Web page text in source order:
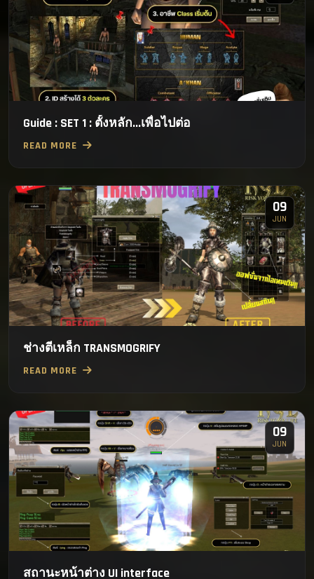
Guide : SET 1 : ตั้งหลัก...เพื่อไปต่อ
READ MORE
09
JUN
ช่างตีเหล็ก TRANSMOGRIFY
READ MORE
09
JUN
สถานะหน้าต่าง UI interface